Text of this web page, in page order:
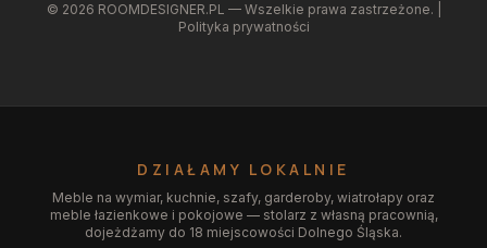
© 2026 ROOMDESIGNER.PL — Wszelkie prawa zastrzeżone. |
Polityka prywatności
DZIAŁAMY LOKALNIE
Meble na wymiar, kuchnie, szafy, garderoby, wiatrołapy oraz
meble łazienkowe i pokojowe — stolarz z własną pracownią,
dojeżdżamy do 18 miejscowości Dolnego Śląska.